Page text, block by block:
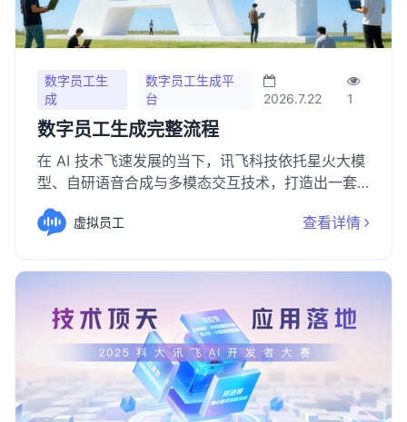
数字员工生
成
数字员工生成平
台
2026.7.22 1
数字员工生成完整流程
在 AI 技术飞速发展的当下，讯飞科技依托星火大模
型、自研语音合成与多模态交互技术，打造出一套
高效、便捷的数字员工生成完整流程，助力企业快
速落地智能化转型，解锁高效办公新范式。
虚拟员工 查看详情